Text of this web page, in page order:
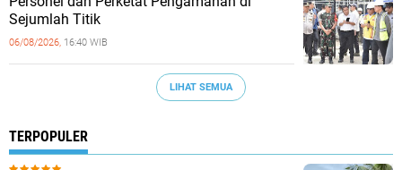
Sejumlah Titik
06/08/2026, 16:40 WIB
LIHAT SEMUA
TERPOPULER